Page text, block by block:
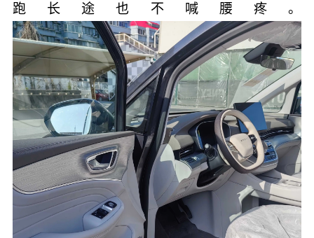
跑长途也不喊腰疼。